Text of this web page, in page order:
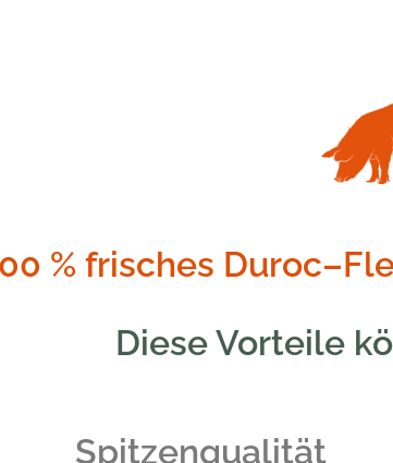
% frisches
Diese Vorteile
Spitzenqualität